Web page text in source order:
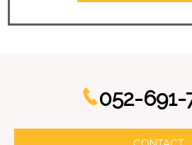
052-